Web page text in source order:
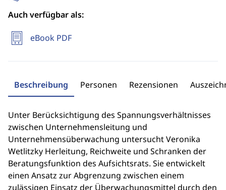
Auch verfügbar als:
eBook PDF
Beschreibung Personen Rezensionen
Unter Berücksichtigung des Spannungsverhältnisses
zwischen Unternehmensleitung und
Unternehmensüberwachung untersucht Veronika
Wetlitzky Herleitung, Reichweite und Schranken der
Beratungsfunktion des Aufsichtsrats. Sie entwickelt
einen Ansatz zur Abgrenzung zwischen einem
zulässigen Einsatz der Überwachungsmittel durch den